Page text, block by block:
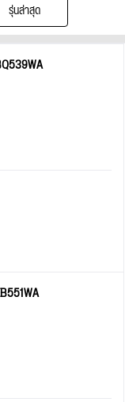
รุ่นล่าสุด